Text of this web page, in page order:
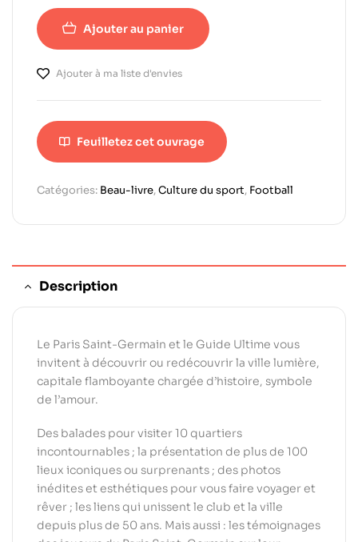
Ajouter au panier
Ajouter à ma liste d'envies
Feuilletez cet ouvrage
Catégories: Beau-livre,Culture du sport, Football
Description
Le Paris Saint-Germain et le Guide Ultime vous
invitent à découvrir ou redécouvrir la ville lumière,
capitale flamboyante chargée d’histoire, symbole
de l’amour.
Des balades pour visiter 10 quartiers
incontournables ; la présentation de plus de 100
lieux iconiques ou surprenants ; des photos
inédites et esthétiques pour vous faire voyager et
rêver ; les liens qui unissent le club et la ville
depuis plus de 50 ans. Mais aussi : les témoignages